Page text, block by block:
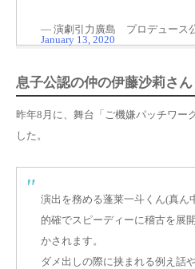
— 演劇引力廣島 プロデュース
January 13, 2020
息子公認の仲の伊藤沙莉さん
昨年8月に、舞台「ご機嫌パッチワー
した。
演出を務める蓬莱一斗くん(真ん
的確でスピーディーに稽古を展
かされます。
ダメ出しの際に挟まれる例え話